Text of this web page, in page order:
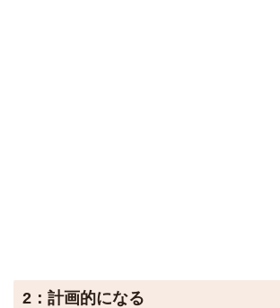
2：計画的になる